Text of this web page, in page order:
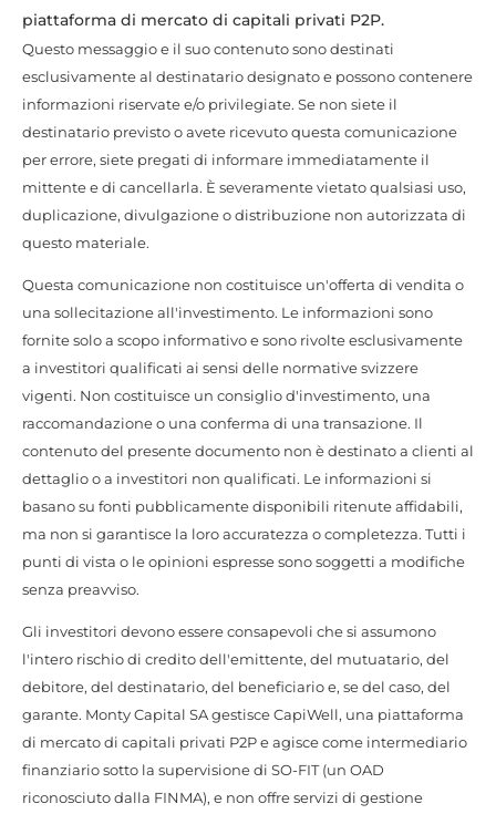
piattaforma di mercato di capitali privati P2P.
Questo messaggio e il suo contenuto sono destinati
esclusivamente al destinatario designato e possono contenere
informazioni riservate e/o privilegiate. Se non siete il
destinatario previsto o avete ricevuto questa comunicazione
per errore, siete pregati di informare immediatamente il
mittente e di cancellarla. È severamente vietato qualsiasi uso,
duplicazione, divulgazione o distribuzione non autorizzata di
questo materiale.
Questa comunicazione non costituisce un'offerta di vendita o
una sollecitazione all'investimento. Le informazioni sono
fornite solo a scopo informativo e sono rivolte esclusivamente
a investitori qualificati ai sensi delle normative svizzere
vigenti. Non costituisce un consiglio d'investimento, una
raccomandazione o una conferma di una transazione. Il
contenuto del presente documento non è destinato a clienti al
dettaglio o a investitori non qualificati. Le informazioni si
basano su fonti pubblicamente disponibili ritenute affidabili,
ma non si garantisce la loro accuratezza o completezza. Tutti i
punti di vista o le opinioni espresse sono soggetti a modifiche
senza preavviso.
Gli investitori devono essere consapevoli che si assumono
l'intero rischio di credito dell'emittente, del mutuatario, del
debitore, del destinatario, del beneficiario e, se del caso, del
garante. Monty Capital SA gestisce CapiWell, una piattaforma
di mercato di capitali privati P2P e agisce come intermediario
finanziario sotto la supervisione di SO-FIT (un OAD
riconosciuto dalla FINMA), e non offre servizi di gestione